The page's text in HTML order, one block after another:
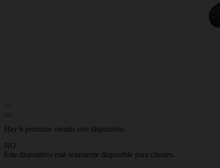
Hay 6 personas viendo este dispositivo
NO
Este dispositivo está solamente disponible para clientes.